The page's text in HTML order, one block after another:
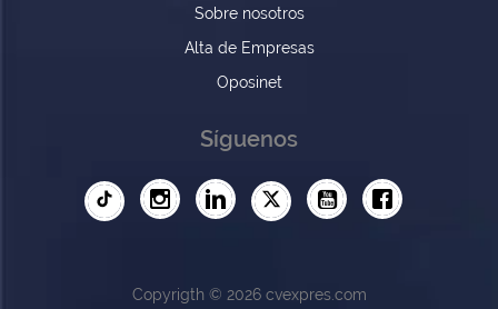
Sobre nosotros
Alta de Empresas
Oposinet
Síguenos
Copyrigth © 2026 cvexpres.com